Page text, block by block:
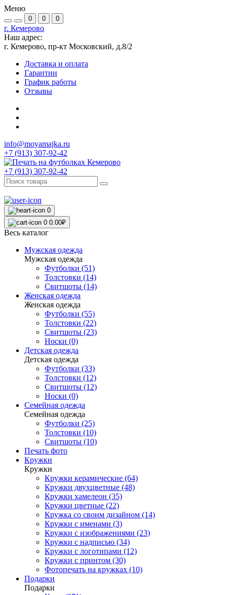
Меню
0 0 0
г. Кемерово
Наш адрес:
г. Кемерово, пр-кт Московский, д.8/2
Доставка и оплата
Гарантии
График работы
Отзывы
info@moyamajka.ru
+7 (913) 307-92-42
+7 (913) 307-92-42
0
0 0.00₽
Весь каталог
Мужская одежда
Мужская одежда
Футболки (51)
Толстовки (14)
Свитшоты (14)
Женская одежда
Женская одежда
Футболки (55)
Толстовки (22)
Свитшоты (23)
Носки (0)
Детская одежда
Детская одежда
Футболки (33)
Толстовки (12)
Свитшоты (12)
Носки (0)
Семейная одежда
Семейная одежда
Футболки (25)
Толстовки (10)
Свитшоты (10)
Печать фото
Кружки
Кружки
Кружки керамические (64)
Кружки двухцветные (48)
Кружки хамелеон (35)
Кружки цветные (22)
Кружка со своим дизайном (14)
Кружки с именами (3)
Кружки с изображениями (23)
Кружки с надписью (34)
Кружки с логотипами (12)
Кружки с принтом (30)
Фотопечать на кружках (10)
Подарки
Подарки